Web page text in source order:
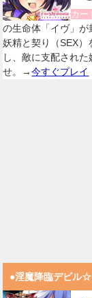
カー
の生命体「イヴ」が
妖精と契り（SEX
し、敵に支配され
せ。→今すぐプレイ
●淫魔降臨デビル